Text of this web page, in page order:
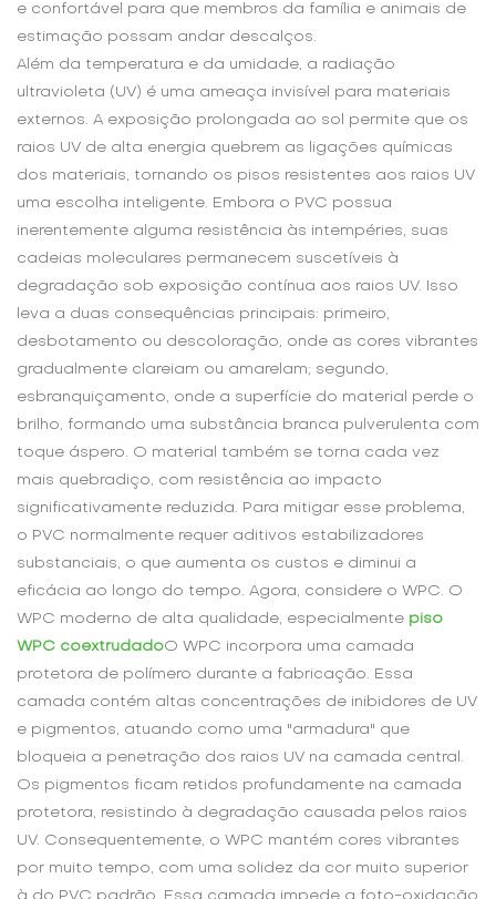
e confortável para que membros da família e animais de
estimação possam andar descalços.
Além da temperatura e da umidade, a radiação
ultravioleta (UV) é uma ameaça invisível para materiais
externos. A exposição prolongada ao sol permite que os
raios UV de alta energia quebrem as ligações químicas
dos materiais, tornando os pisos resistentes aos raios UV
uma escolha inteligente. Embora o PVC possua
inerentemente alguma resistência às intempéries, suas
cadeias moleculares permanecem suscetíveis à
degradação sob exposição contínua aos raios UV. Isso
leva a duas consequências principais: primeiro,
desbotamento ou descoloração, onde as cores vibrantes
gradualmente clareiam ou amarelam; segundo,
esbranquiçamento, onde a superfície do material perde o
brilho, formando uma substância branca pulverulenta com
toque áspero. O material também se torna cada vez
mais quebradiço, com resistência ao impacto
significativamente reduzida. Para mitigar esse problema,
o PVC normalmente requer aditivos estabilizadores
substanciais, o que aumenta os custos e diminui a
eficácia ao longo do tempo. Agora, considere o WPC. O
WPC moderno de alta qualidade, especialmente piso
WPC coextrudadoO WPC incorpora uma camada
protetora de polímero durante a fabricação. Essa
camada contém altas concentrações de inibidores de UV
e pigmentos, atuando como uma "armadura" que
bloqueia a penetração dos raios UV na camada central.
Os pigmentos ficam retidos profundamente na camada
protetora, resistindo à degradação causada pelos raios
UV. Consequentemente, o WPC mantém cores vibrantes
por muito tempo, com uma solidez da cor muito superior
à do PVC padrão. Essa camada impede a foto-oxidação